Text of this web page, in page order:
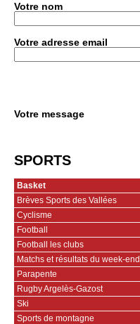
Votre nom
Votre adresse email
Votre message
SPORTS
Basket
Brèves Sports des Vallées
Cyclisme
Football
Football les clubs
Matchs et résultats du week-end
Parapente
Rugby Argelès-Gazost
Ski
Sports de montagne